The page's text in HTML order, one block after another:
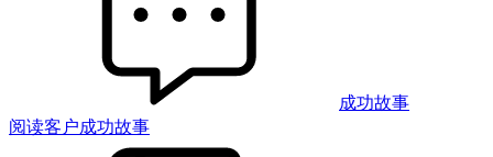
成功故事
阅读客户成功故事